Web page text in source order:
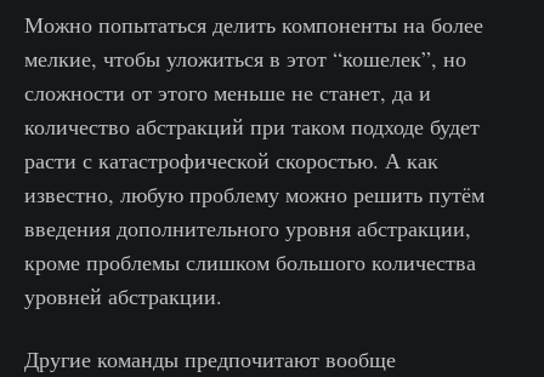
Можно попытаться делить компоненты на более
мелкие, чтобы уложиться в этот “кошелек”, но
сложности от этого меньше не станет, да и
количество абстракций при таком подходе будет
расти с катастрофической скоростью. А как
известно, любую проблему можно решить путём
введения дополнительного уровня абстракции,
кроме проблемы слишком большого количества
уровней абстракции.
Другие команды предпочитают вообще